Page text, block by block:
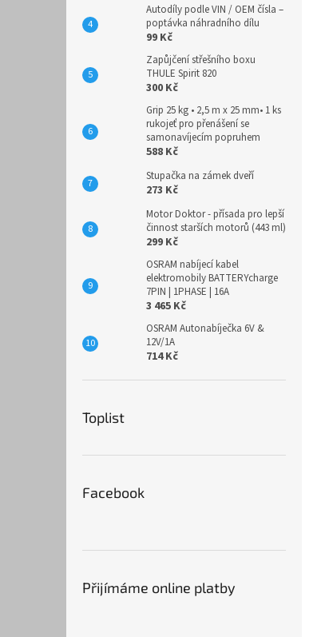
Autodíly podle VIN / OEM čísla –
poptávka náhradního dílu
99 Kč
Zapůjčení střešního boxu
THULE Spirit 820
300 Kč
Grip 25 kg • 2,5 m x 25 mm• 1 ks
rukojeť pro přenášení se
samonavíjecím popruhem
588 Kč
Stupačka na zámek dveří
273 Kč
Motor Doktor - přísada pro lepší
činnost starších motorů (443 ml)
299 Kč
OSRAM nabíjecí kabel
elektromobily BATTERYcharge
7PIN | 1PHASE | 16A
3 465 Kč
OSRAM Autonabíječka 6V &
12V/1A
714 Kč
Toplist
Facebook
Přijímáme online platby